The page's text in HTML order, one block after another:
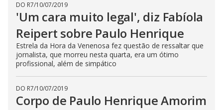
DO R7/10/07/2019
'Um cara muito legal', diz Fabíola
Reipert sobre Paulo Henrique
Estrela da Hora da Venenosa fez questão de ressaltar que
jornalista, que morreu nesta quarta, era um ótimo
profissional, além de simpático
DO R7/10/07/2019
Corpo de Paulo Henrique Amorim